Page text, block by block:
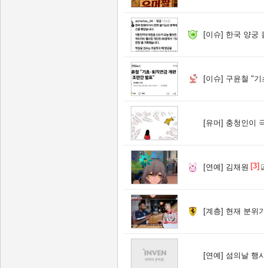
[이슈] 한국 양궁
[이슈] 구윤철 "기
[유머] 충청인이
[연예] 김채원 [3]
[계층] 현재 분위
[연예] 섬의날 행